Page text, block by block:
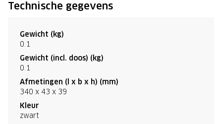
Technische gegevens
Gewicht (kg)
0.1
Gewicht (incl. doos) (kg)
0.1
Afmetingen (l x b x h) (mm)
340 x 43 x 39
Kleur
zwart